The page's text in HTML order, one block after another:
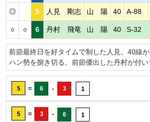
◎ 5 人見 剛志 山 陽 40 A-88
○ ○ 6 丹村 飛竜 山 陽 40 S-32
前節最終日を好タイムで制した人見。40線
ハン勢を捌き切る。前節優出した丹村が付い
5 = 6 - 3 1
5 = 3 - 6 1